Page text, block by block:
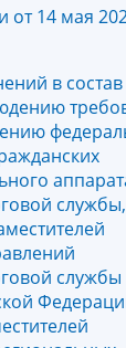
от 14 мая
в состав
службы,
службы